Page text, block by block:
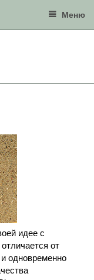
Меню
идее с
от
одновременно